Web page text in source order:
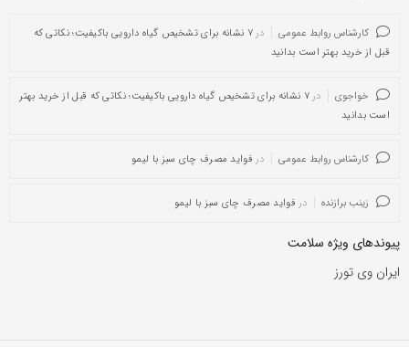
کارشناس روابط عمومی در
۷ نشانه برای تشخیص گیاه دارویی باکیفیت؛ نکاتی که
قبل از خرید بهتر است بدانید
خواجوی در
۷ نشانه برای تشخیص گیاه دارویی باکیفیت؛ نکاتی که قبل از خرید بهتر
است بدانید
کارشناس روابط عمومی در فواید مصرف چای سبز با لیمو
زینب برازنده در فواید مصرف چای سبز با لیمو
پیوندهای ویژه سلامت
ایران وی تورز